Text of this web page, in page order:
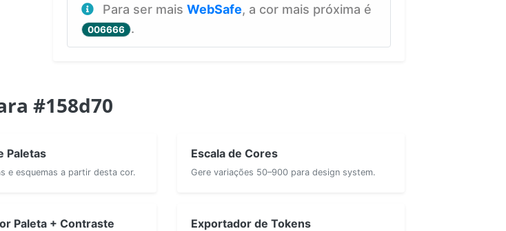
Para ser mais WebSafe, a cor mais próxima é
006666 .
#158d70
Paletas
e esquemas a partir desta cor.
Escala de Cores
Gere variações 50–900 para design system.
Paleta + Contraste Exportador de Tokens